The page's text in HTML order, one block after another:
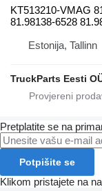
KT513210-VMAG
81.98138-6528
Estonija, Tallinn
TruckParts Eesti
Pretplatite se na
Potpišite se
Klikom pristajete na